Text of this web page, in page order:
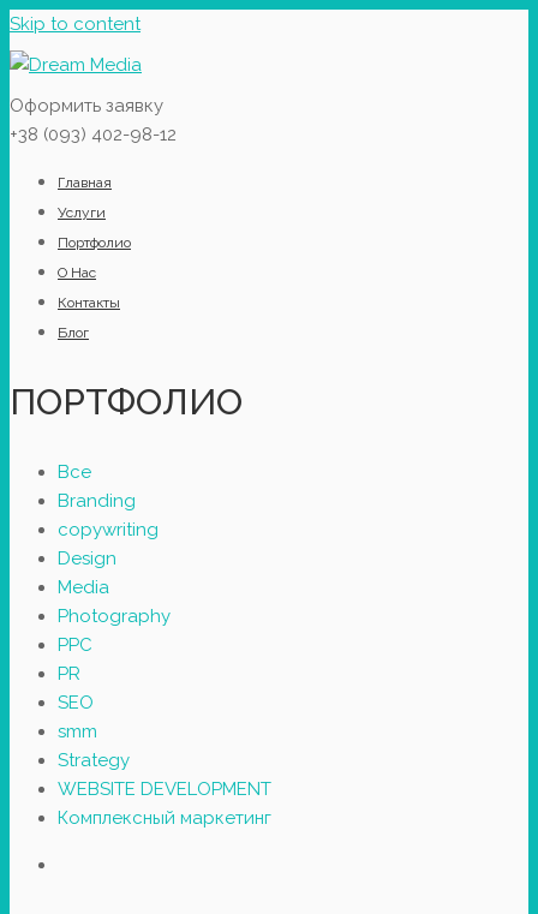
Skip to content
Оформить заявку
+38 (093) 402-98-12
Главная
Услуги
Портфолио
О Нас
Контакты
Блог
ПОРТФОЛИО
Все
Branding
copywriting
Design
Media
Photography
PPC
PR
SEO
smm
Strategy
WEBSITE DEVELOPMENT
Комплексный маркетинг